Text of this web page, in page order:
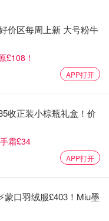
没那么高，需要经常
上哪有干裂起皮，也
价区每周上新 大号粉牛
£108！
APP打开
收正装小棕瓶礼盒！价
霜£34
APP打开
蒙口羽绒服£403！Miu墨